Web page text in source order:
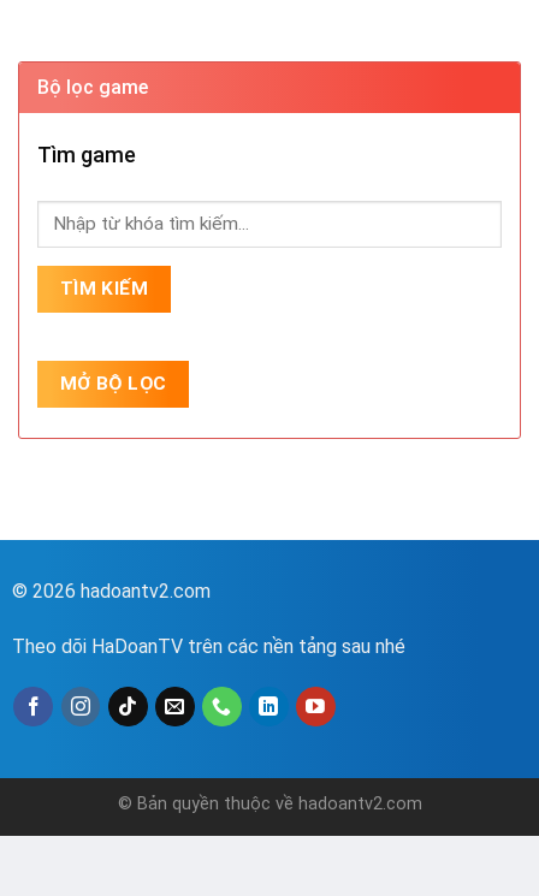
Bộ lọc game
Tìm game
© 2026 hadoantv2.com
Theo dõi HaDoanTV trên các nền tảng sau nhé
© Bản quyền thuộc về hadoantv2.com